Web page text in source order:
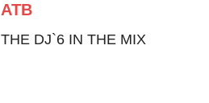
ATB
THE DJ`6 IN THE MIX